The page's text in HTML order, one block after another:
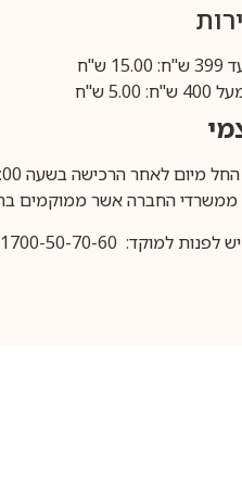
ש"ח
ש"ח
לאחר הרכישה בשעה 12:00 ובתיאום מראש בלבד.
החברה אשר ממוקמים ברחוב
למוקד: 1700-50-70-60